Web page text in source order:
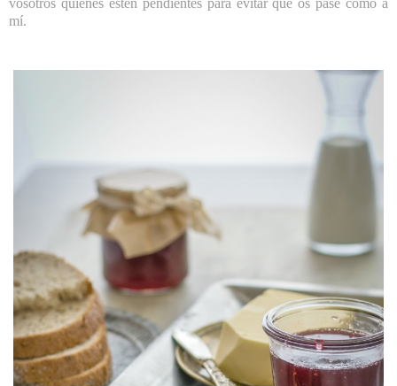
vosotros quienes estén pendientes para evitar que os pase como a
mí.